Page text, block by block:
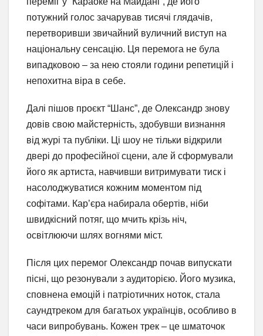
потужний голос зачарував тисячі глядачів,
перетворивши звичайний вуличний виступ на
національну сенсацію. Ця перемога не була
випадковою – за нею стояли години репетицій і
непохитна віра в себе.
Далі пішов проєкт “Шанс”, де Олександр знову
довів свою майстерність, здобувши визнання
від журі та публіки. Ці шоу не тільки відкрили
двері до професійної сцени, але й сформували
його як артиста, навчивши витримувати тиск і
насолоджуватися кожним моментом під
софітами. Кар’єра набирала обертів, ніби
швидкісний потяг, що мчить крізь ніч,
освітлюючи шлях вогнями міст.
Після цих перемог Олександр почав випускати
пісні, що резонували з аудиторією. Його музика,
сповнена емоцій і патріотичних ноток, стала
саундтреком для багатьох українців, особливо в
часи випробувань. Кожен трек – це шматочок